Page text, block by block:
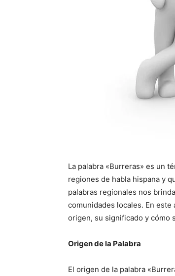
La palabra «Burreras» es un
regiones de habla hispana y
palabras regionales nos
comunidades locales. En
origen, su significado y cómo
Origen de la Palabra
El origen de la palabra